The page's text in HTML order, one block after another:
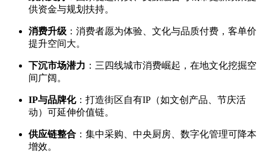
供资金与规划扶持。
消费升级 ：消费者愿为体验、文化与品质付费，客单价
提升空间大。
下沉市场潜力 ：三四线城市消费崛起，在地文化挖掘空
间广阔。
IP与品牌化：打造街区自有IP（如文创产品、节庆活
动）可延伸价值链。
供应链整合 ：集中采购、中央厨房、数字化管理可降本
增效。